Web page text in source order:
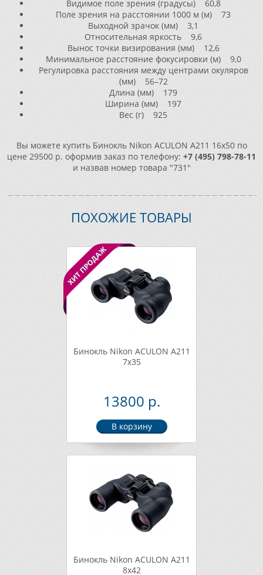
Видимое поле зрения (градусы) 60,8
Поле зрения на расстоянии 1000 м (м) 73
Выходной зрачок (мм) 3,1
Относительная яркость 9,6
Вынос точки визирования (мм) 12,6
Минимальное расстояние фокусировки (м) 9,0
Регулировка расстояния между центрами окуляров
(мм) 56–72
Длина (мм) 179
Ширина (мм) 197
Вес (г) 925
Вы можете купить Бинокль Nikon ACULON A211 16x50 по
цене 29500 р. оформив заказ по телефону: +7 (495) 798-78-11
и назвав номер товара "731"
ПОХОЖИЕ ТОВАРЫ
Бинокль Nikon ACULON A211
7x35
13800 р.
Бинокль Nikon ACULON A211
8x42